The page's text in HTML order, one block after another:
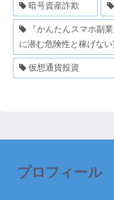
暗号資産詐欺
『かんたんスマホ副
に潜む危険性と稼げな
仮想通貨投資
プロフィール